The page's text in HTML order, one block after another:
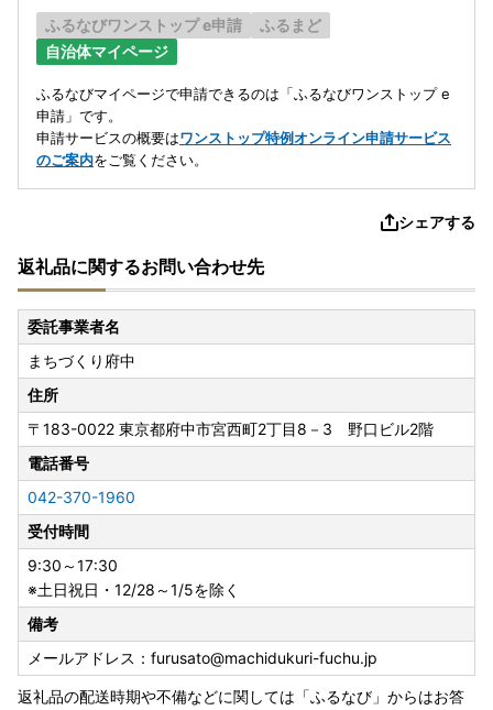
ふるなびワンストップ e申請
ふるまど
自治体マイページ
ふるなびマイページで申請できるのは「ふるなびワンストップ e
申請」です。
申請サービスの概要はワンストップ特例オンライン申請サービス
のご案内をご覧ください。
シェアする
返礼品に関するお問い合わせ先
委託事業者名
まちづくり府中
住所
〒183-0022 東京都府中市宮西町2丁目8－3 野口ビル2階
電話番号
042-370-1960
受付時間
9:30～17:30
※土日祝日・12/28～1/5を除く
備考
メールアドレス：furusato@machidukuri-fuchu.jp
返礼品の配送時期や不備などに関しては「ふるなび」からはお答